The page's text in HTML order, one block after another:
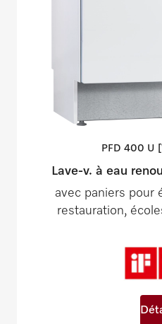
PFD 400 U
Lave-v. à eau
avec paniers pour
restauration,